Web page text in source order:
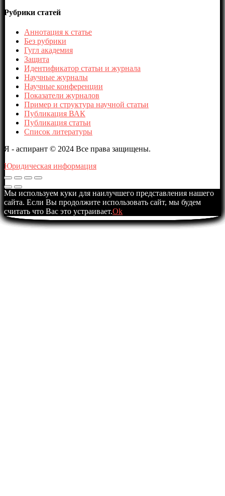
Рубрики статей
Аннотация к статье
Без рубрики
Гугл академия
Защита
Идентификатор статьи и журнала
Научные журналы
Научные конференции
Показатели журналов
Пример и структура научной статьи
Публикация ВАК
Публикация статьи
Список литературы
Я - аспирант © 2024 Все права защищены.
Юридическая информация
Мы используем куки для наилучшего представления нашего
сайта. Если Вы продолжите использовать сайт, мы будем
считать что Вас это устраивает.Ok